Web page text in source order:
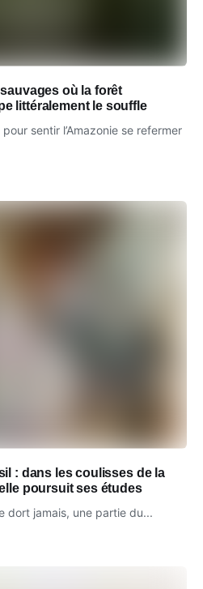
où la forêt
littéralement le souffle
sentir l’Amazonie se refermer
: dans les coulisses de la
poursuit ses études
dort jamais, une partie du...